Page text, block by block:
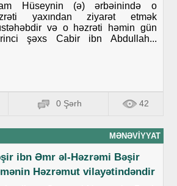
Hüseynin (ə) ərbəinində o
yaxından ziyarət etmək
və o həzrəti həmin gün
şəxs Cabir ibn Abdullah...
0 Şərh 42
MƏNƏVIYYAT
ibn Əmr əl-Həzrəmi Bəşir
Həzrəmut vilayətindəndir